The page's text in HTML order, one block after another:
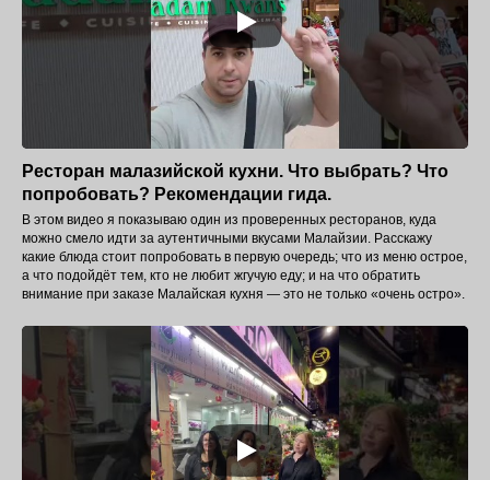
Ресторан малазийской кухни. Что выбрать? Что
попробовать? Рекомендации гида.
В этом видео я показываю один из проверенных ресторанов, куда
можно смело идти за аутентичными вкусами Малайзии. Расскажу
какие блюда стоит попробовать в первую очередь; что из меню острое,
а что подойдёт тем, кто не любит жгучую еду; и на что обратить
внимание при заказе Малайская кухня — это не только «очень остро».